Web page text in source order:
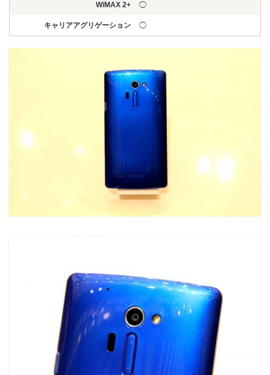
WiMAX 2+ ◯
キャリアアグリゲーション ◯